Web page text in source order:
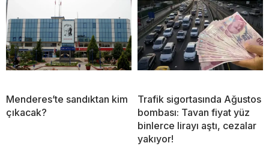
Menderes’te sandıktan kim
çıkacak?
Trafik sigortasında Ağustos
bombası: Tavan fiyat yüz
binlerce lirayı aştı, cezalar
yakıyor!